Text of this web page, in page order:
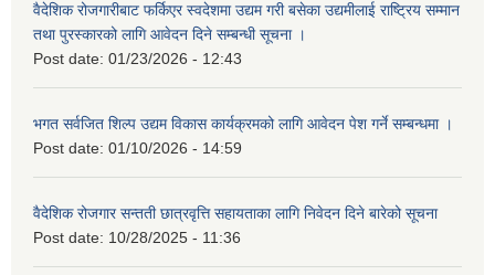
वैदेशिक रोजगारीबाट फर्किएर स्वदेशमा उद्यम गरी बसेका उद्यमीलाई राष्ट्रिय सम्मान
तथा पुरस्कारको लागि आवेदन दिने सम्बन्धी सूचना ।
Post date: 01/23/2026 - 12:43
भगत सर्वजित शिल्प उद्यम विकास कार्यक्रमको लागि आवेदन पेश गर्ने सम्बन्धमा ।
Post date: 01/10/2026 - 14:59
वैदेशिक रोजगार सन्तती छात्रवृत्ति सहायताका लागि निवेदन दिने बारेको सूचना
Post date: 10/28/2025 - 11:36